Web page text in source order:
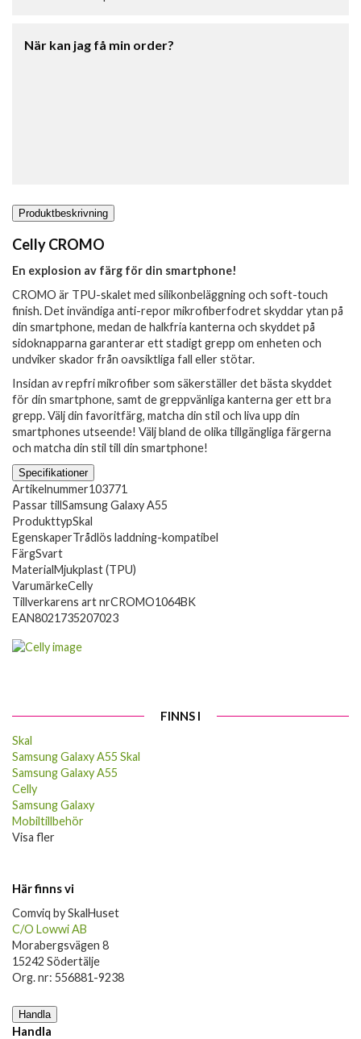
När kan jag få min order?
Produktbeskrivning
Celly CROMO
En explosion av färg för din smartphone!
CROMO är TPU-skalet med silikonbeläggning och soft-touch
finish. Det invändiga anti-repor mikrofiberfodret skyddar ytan på
din smartphone, medan de halkfria kanterna och skyddet på
sidoknapparna garanterar ett stadigt grepp om enheten och
undviker skador från oavsiktliga fall eller stötar.
Insidan av repfri mikrofiber som säkerställer det bästa skyddet
för din smartphone, samt de greppvänliga kanterna ger ett bra
grepp. Välj din favoritfärg, matcha din stil och liva upp din
smartphones utseende! Välj bland de olika tillgängliga färgerna
och matcha din stil till din smartphone!
Specifikationer
Artikelnummer103771
Passar tillSamsung Galaxy A55
ProdukttypSkal
EgenskaperTrådlös laddning-kompatibel
FärgSvart
MaterialMjukplast (TPU)
VarumärkeCelly
Tillverkarens art nrCROMO1064BK
EAN8021735207023
FINNS I
Skal
Samsung Galaxy A55 Skal
Samsung Galaxy A55
Celly
Samsung Galaxy
Mobiltillbehör
Visa fler
Här finns vi
Comviq by SkalHuset
C/O Lowwi AB
Morabergsvägen 8
15242 Södertälje
Org. nr: 556881-9238
Handla
Handla